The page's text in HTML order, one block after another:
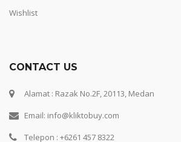
Wishlist
CONTACT US
Alamat : Razak No.2F, 20113, Medan
Email: info@kliktobuy.com
Telepon : +6261 457 8322